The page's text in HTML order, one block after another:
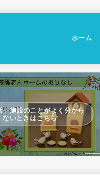
ホーム
」施設のことがよく分から
ないときはこちら